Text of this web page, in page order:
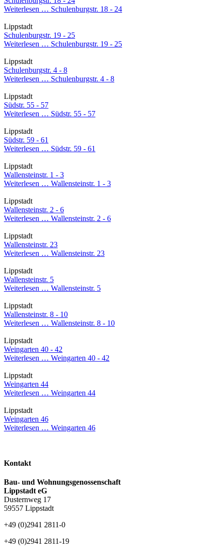
Weiterlesen … Schulenburgstr. 18 - 24
Lippstadt
Schulenburgstr. 19 - 25
Weiterlesen … Schulenburgstr. 19 - 25
Lippstadt
Schulenburgstr. 4 - 8
Weiterlesen … Schulenburgstr. 4 - 8
Lippstadt
Südstr. 55 - 57
Weiterlesen … Südstr. 55 - 57
Lippstadt
Südstr. 59 - 61
Weiterlesen … Südstr. 59 - 61
Lippstadt
Wallensteinstr. 1 - 3
Weiterlesen … Wallensteinstr. 1 - 3
Lippstadt
Wallensteinstr. 2 - 6
Weiterlesen … Wallensteinstr. 2 - 6
Lippstadt
Wallensteinstr. 23
Weiterlesen … Wallensteinstr. 23
Lippstadt
Wallensteinstr. 5
Weiterlesen … Wallensteinstr. 5
Lippstadt
Wallensteinstr. 8 - 10
Weiterlesen … Wallensteinstr. 8 - 10
Lippstadt
Weingarten 40 - 42
Weiterlesen … Weingarten 40 - 42
Lippstadt
Weingarten 44
Weiterlesen … Weingarten 44
Lippstadt
Weingarten 46
Weiterlesen … Weingarten 46
Kontakt
Bau- und Wohnungsgenossenschaft
Lippstadt eG
Dusternweg 17
59557 Lippstadt
+49 (0)2941 2811-0
+49 (0)2941 2811-19